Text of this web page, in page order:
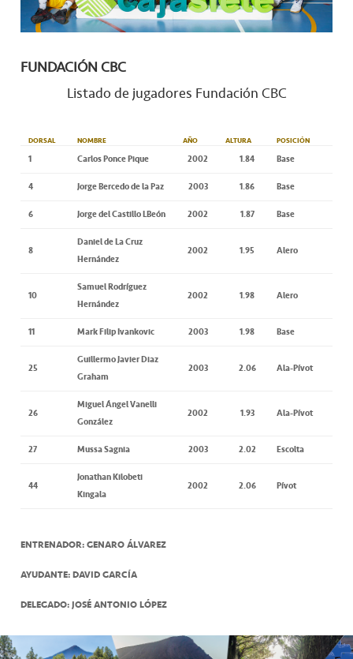
FUNDACIÓN CBC
Listado de jugadores Fundación CBC
DORSAL NOMBRE AÑO ALTURA POSICIÓN
1 Carlos Ponce Pique 2002 1.84 Base
4 Jorge Bercedo de la Paz 2003 1.86 Base
6 Jorge del Castillo LBeón 2002 1.87 Base
8
Daniel de La Cruz
Hernández
2002 1.95 Alero
10
Samuel Rodríguez
Hernández
2002 1.98 Alero
11 Mark Filip Ivankovic 2003 1.98 Base
25
Guillermo Javier Diaz
Graham
2003 2.06 Ala-Pívot
26
Miguel Ángel Vanelli
González
2002 1.93 Ala-Pívot
27 Mussa Sagnia 2003 2.02 Escolta
44
Jonathan Kilobeti
Kingala
2002 2.06 Pívot
ENTRENADOR: GENARO ÁLVAREZ
AYUDANTE: DAVID GARCÍA
DELEGADO: JOSÉ ANTONIO LÓPEZ